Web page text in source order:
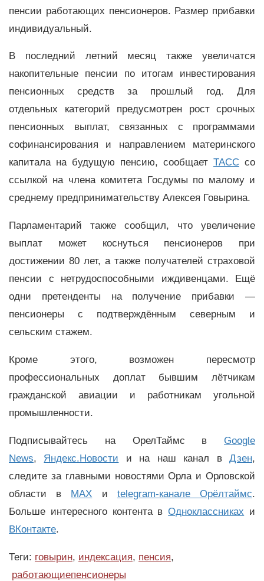
пенсии работающих пенсионеров. Размер прибавки
индивидуальный.
В последний летний месяц также увеличатся
накопительные пенсии по итогам инвестирования
пенсионных средств за прошлый год. Для
отдельных категорий предусмотрен рост срочных
пенсионных выплат, связанных с программами
софинансирования и направлением материнского
капитала на будущую пенсию, сообщает ТАСС со
ссылкой на члена комитета Госдумы по малому и
среднему предпринимательству Алексея Говырина.
Парламентарий также сообщил, что увеличение
выплат может коснуться пенсионеров при
достижении 80 лет, а также получателей страховой
пенсии с нетрудоспособными иждивенцами. Ещё
одни претенденты на получение прибавки —
пенсионеры с подтверждённым северным и
сельским стажем.
Кроме этого, возможен пересмотр
профессиональных доплат бывшим лётчикам
гражданской авиации и работникам угольной
промышленности.
Подписывайтесь на ОрелТаймс в Google
News, Яндекс.Новости и на наш канал вДзен,
следите за главными новостями Орла и Орловской
области в MAX и telegram-канале Орёлтаймс.
Больше интересного контента вОдноклассниках и
ВКонтакте.
Теги: говырин, индексация, пенсия,
работающиепенсионеры